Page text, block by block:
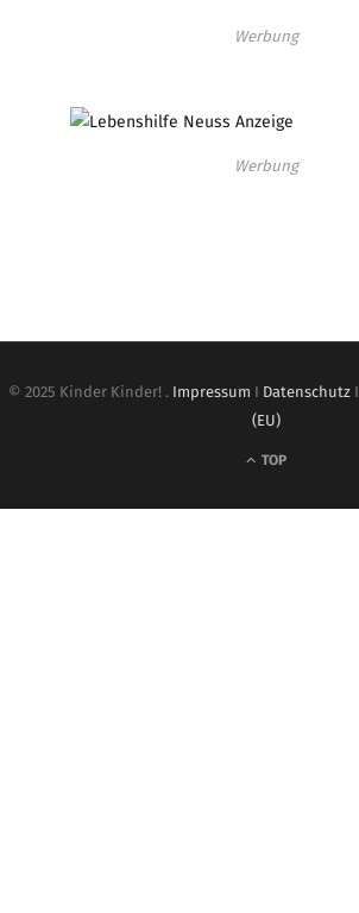
Werbung
Werbung
© 2025 Kinder Kinder! . Impressum I DatenschutzI
(EU)
TOP